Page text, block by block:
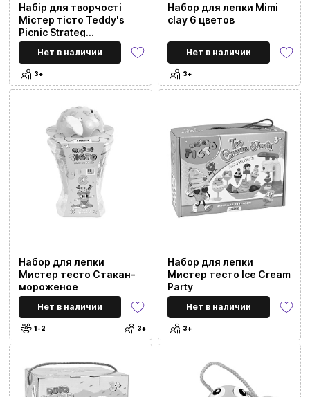
Набір для творчості
Містер тісто Teddy's
Picnic Strateg
українською мовою
(41033)Нет в наличии
3+
Набор для лепки Mimi
clay 6 цветов
Нет в наличии
3+
Набор для лепки
Мистер тесто Стакан-
мороженое
Нет в наличии
1-2 3+
Набор для лепки
Мистер тесто Ice Cream
Party
Нет в наличии
3+